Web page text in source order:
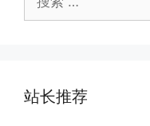
索：
站长推荐